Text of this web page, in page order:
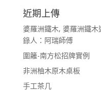
近期上傳
婆羅洲鐵木, 婆羅洲鐵
錄人：阿瑞師傅
圍籬-南方松招牌實例
非洲柚木原木桌板
手工茶几